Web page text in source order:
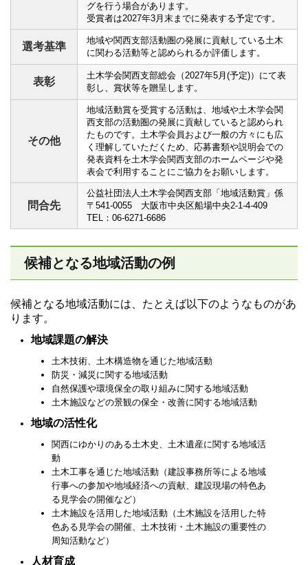
グを行う場合があります。
受賞者は2027年3月末までに発表する予定です。
選考基準
地域や関西支部活動圏の発展に貢献している土木
に関わる活動等と認められるか評価します。
表彰
土木学会関西支部総会（2027年5月(予定)）にて表
彰し、賞状等を贈呈します。
その他
地域活動賞を受賞する活動は、地域や土木学会関
西支部の活動圏の発展に貢献していると認められ
たものです。土木学会員および一般の方々にも広
く理解していただくため、応募書類や説明会での
発表資料を土木学会関西支部のホームページや発
表会で利用することにご協力をお願いします。
問合先
公益社団法人土木学会関西支部「地域活動賞」係
〒541-0055 大阪市中央区船場中央2-1-4-409
TEL：06-6271-6686
候補となる地域活動の例
候補となる地域活動には、たとえば以下のようなものがあ
ります。
地域課題の解決
土木技術、土木構造物を通じた地域活動
防災・減災に関する地域活動
自然保護や環境保全の取り組みに関する地域活動
土木施設などの景観の保全・改善に関する地域活動
地域の活性化
関西にゆかりのある土木史、土木遺産に関する地域活
動
土木工事を通じた地域活動（建設事務所等による地域
行事への参加や地域経済への貢献、建設現場の特色あ
る見学会の開催など）
土木施設を活用した地域活動（土木施設を活用した特
色ある見学会の開催、土木技術・土木施設の重要性の
周知活動など）
人材育成